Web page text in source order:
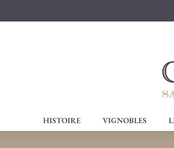
HISTOIRE VIGNOBLES